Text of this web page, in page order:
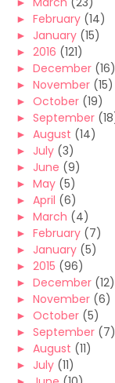
► February (14)
► January (15)
► 2016 (121)
► December (16)
► November (15)
► October (19)
► September
► August (14)
► July (3)
► June (9)
► May (5)
► April (6)
► March (4)
► February (7)
► January (5)
► 2015 (96)
► December (12)
► November (6)
► October (5)
► September (7)
► August (11)
► July (11)